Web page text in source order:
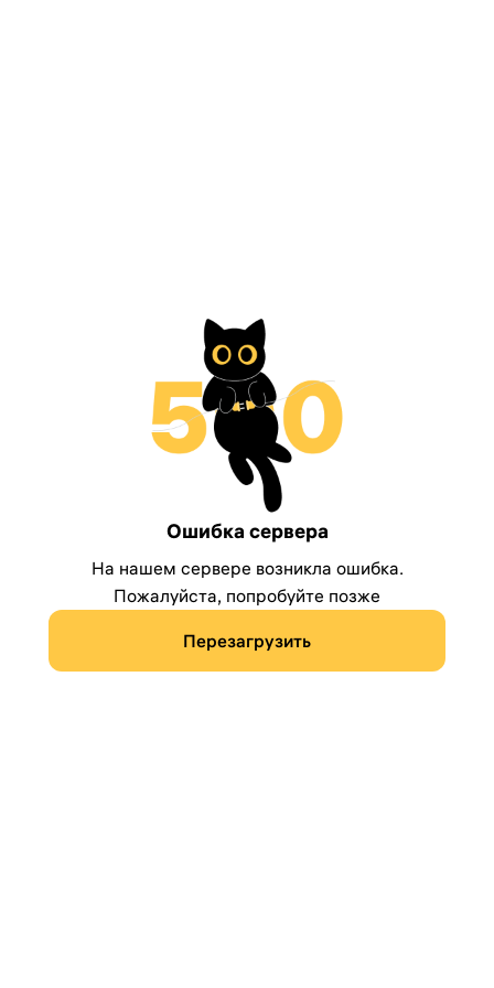
Ошибка сервера
На нашем сервере возникла ошибка.
Пожалуйста, попробуйте позже
Перезагрузить